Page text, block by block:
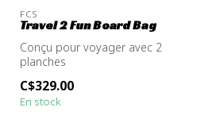
FCS
Travel 2 Fun Board Bag
Conçu pour voyager avec 2
planches
C$329.00
En stock